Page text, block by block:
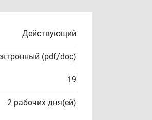
Действующий
(pdf/doc)
19
2 рабочих дня(ей)